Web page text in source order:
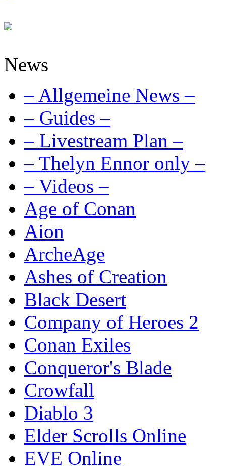
News
– Allgemeine News –
– Guides –
– Livestream Plan –
– Thelyn Ennor only –
– Videos –
Age of Conan
Aion
ArcheAge
Ashes of Creation
Black Desert
Company of Heroes 2
Conan Exiles
Conqueror's Blade
Crowfall
Diablo 3
Elder Scrolls Online
EVE Online